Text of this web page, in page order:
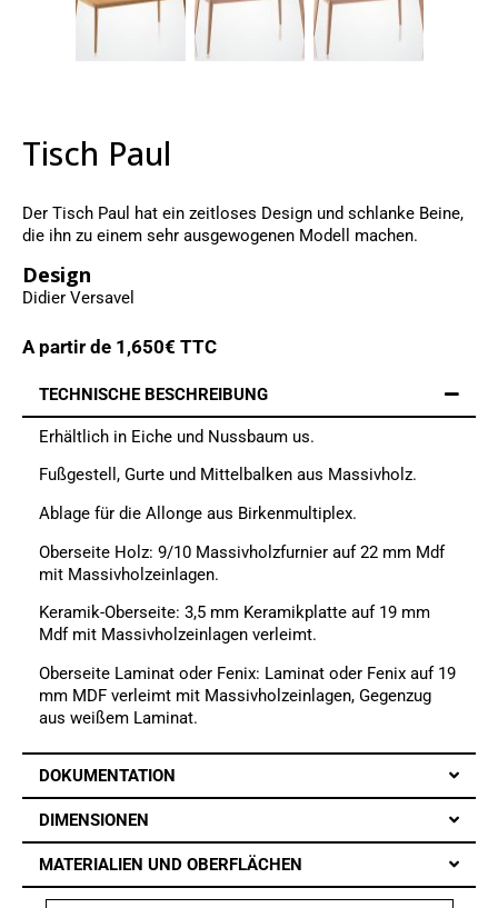
Tisch Paul
Der Tisch Paul hat ein zeitloses Design und schlanke Beine,
die ihn zu einem sehr ausgewogenen Modell machen.
Design
Didier Versavel
A partir de 1,650€ TTC
TECHNISCHE BESCHREIBUNG
Erhältlich in Eiche und Nussbaum us.
Fußgestell, Gurte und Mittelbalken aus Massivholz.
Ablage für die Allonge aus Birkenmultiplex.
Oberseite Holz: 9/10 Massivholzfurnier auf 22 mm Mdf
mit Massivholzeinlagen.
Keramik-Oberseite: 3,5 mm Keramikplatte auf 19 mm
Mdf mit Massivholzeinlagen verleimt.
Oberseite Laminat oder Fenix: Laminat oder Fenix auf 19
mm MDF verleimt mit Massivholzeinlagen, Gegenzug
aus weißem Laminat.
DOKUMENTATION
DIMENSIONEN
MATERIALIEN UND OBERFLÄCHEN